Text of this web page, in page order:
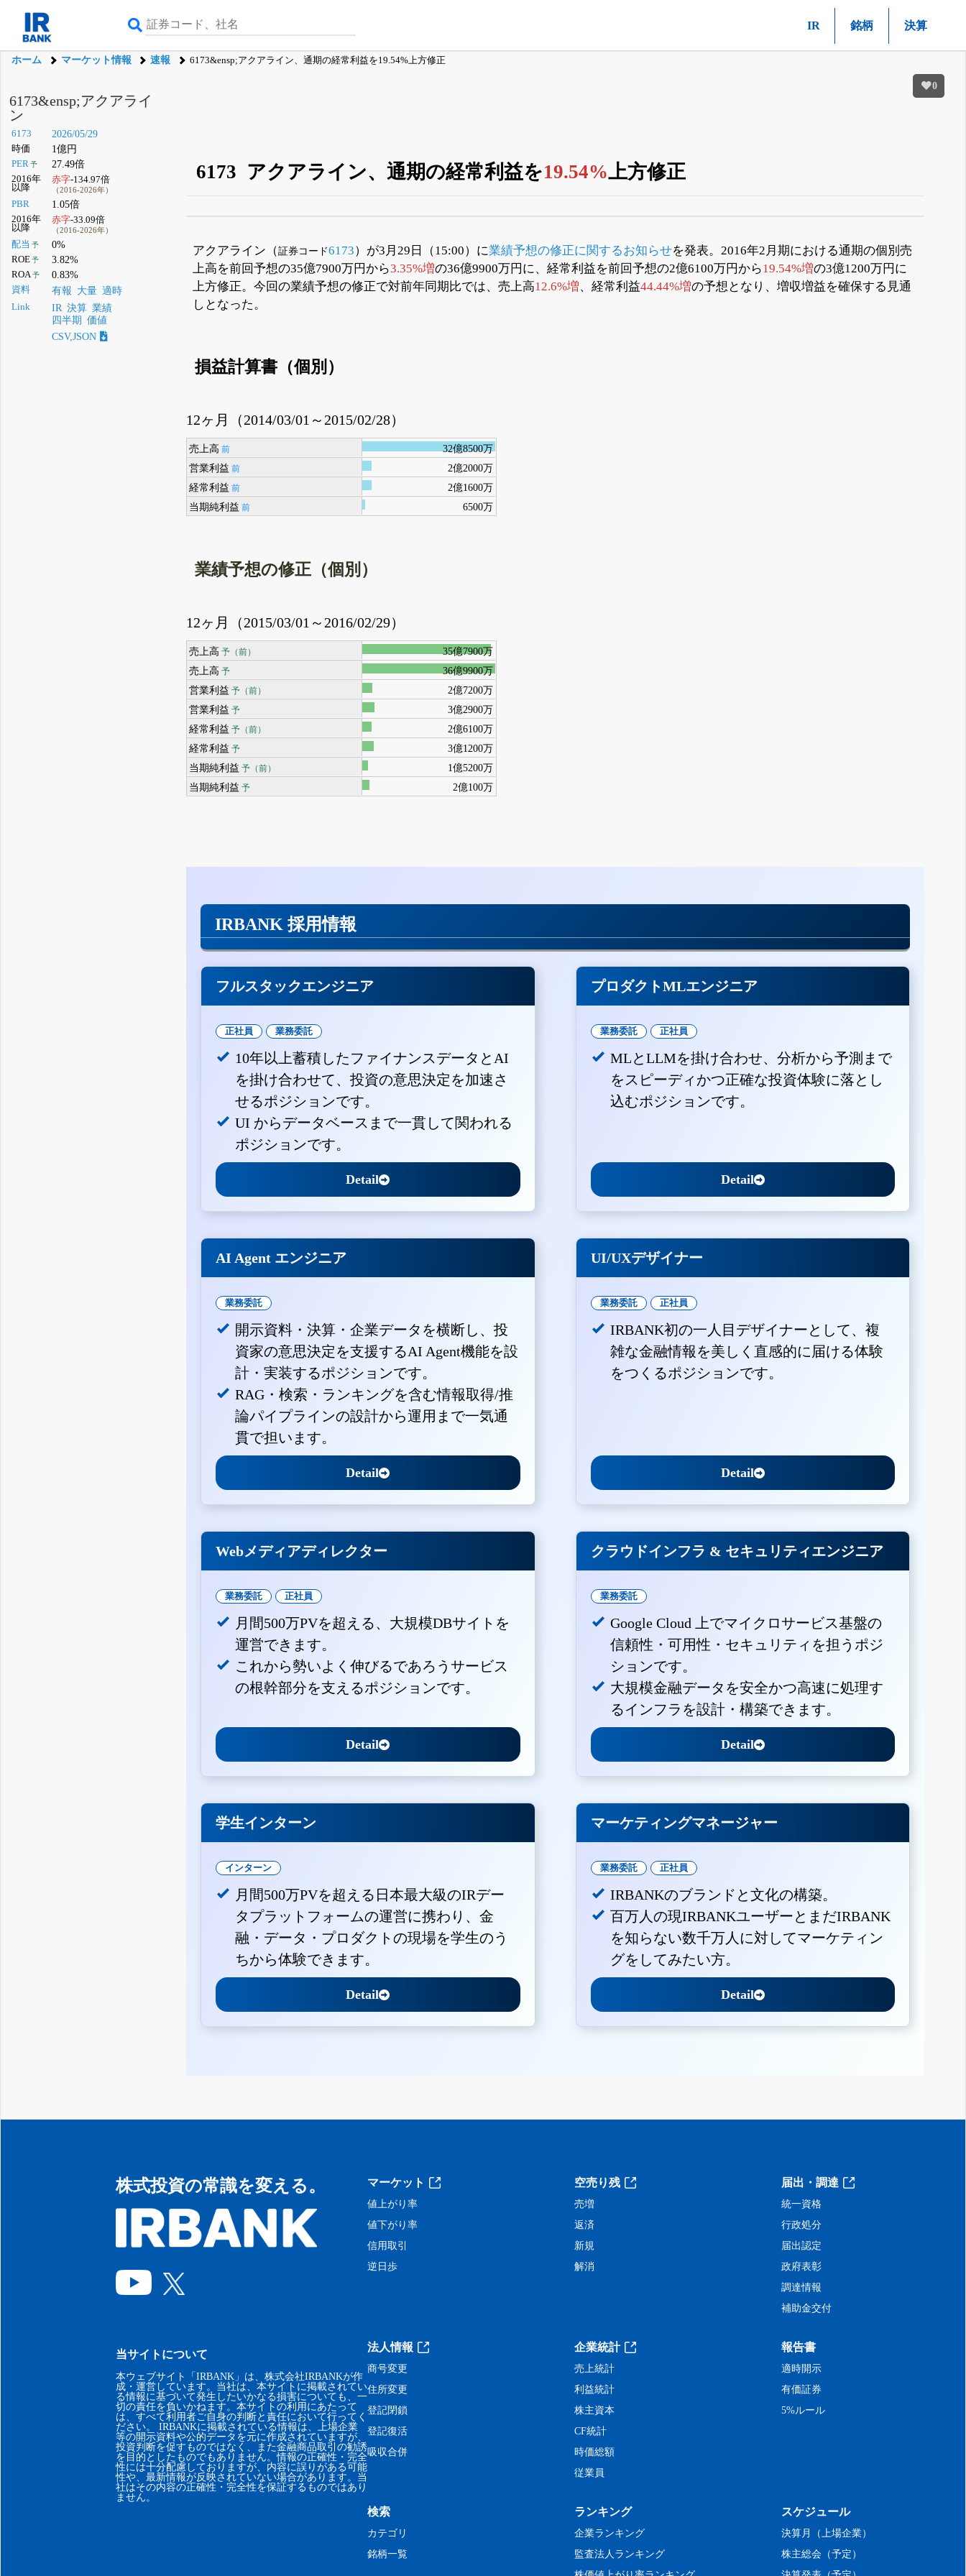
IR 銘柄 決算
ホーム マーケット情報 速報 6173&ensp;アクアライン、通期の経常利益を19.54%上方修正
0
6173&ensp;アクアライ
ン
6173 2026/05/29
時価 1億円
PER予 27.49倍
2016年
以降
赤字-134.97倍
（2016-2026年）
PBR 1.05倍
2016年
以降
赤字-33.09倍
（2016-2026年）
配当 予 0%
ROE予 3.82%
ROA予 0.83%
資料 有報 大量 適時
Link IR 決算 業績
四半期
価値
CSV,JSON
6173 アクアライン、通期の経常利益を19.54%上方修正
無料でβ版をはじめる
登録すると永久30%OFFと米株版の先行利用も付きます
アクアライン（証券コード6173）が3月29日（15:00）に業績予想の修正に関するお知らせを発表。2016年2月期における通期の個別売
上高を前回予想の35億7900万円から3.35%増の36億9900万円に、経常利益を前回予想の2億6100万円から19.54%増の3億1200万円に
上方修正。今回の業績予想の修正で対前年同期比では、売上高12.6%増、経常利益44.44%増の予想となり、増収増益を確保する見通
しとなった。
損益計算書（個別）
12ヶ月（2014/03/01～2015/02/28）
売上高前
32億8500万
営業利益前
2億2000万
経常利益前
2億1600万
当期純利益前 6500万
業績予想の修正（個別）
12ヶ月（2015/03/01～2016/02/29）
売上高予（前）
35億7900万
売上高予
36億9900万
営業利益予（前）
2億7200万
営業利益予
3億2900万
経常利益予（前）
2億6100万
経常利益予
3億1200万
当期純利益予（前）
1億5200万
当期純利益予 2億100万
IRBANK 採用情報
フルスタックエンジニア
正社員 業務委託
10年以上蓄積したファイナンスデータとAI
を掛け合わせて、投資の意思決定を加速さ
せるポジションです。
UI からデータベースまで一貫して関われる
ポジションです。
Detail
プロダクトMLエンジニア
業務委託 正社員
MLとLLMを掛け合わせ、分析から予測まで
をスピーディかつ正確な投資体験に落とし
込むポジションです。
Detail
AI Agent エンジニア
業務委託
開示資料・決算・企業データを横断し、投
資家の意思決定を支援するAI Agent機能を設
計・実装するポジションです。
RAG・検索・ランキングを含む情報取得/推
論パイプラインの設計から運用まで一気通
貫で担います。
Detail
UI/UXデザイナー
業務委託 正社員
IRBANK初の一人目デザイナーとして、複
雑な金融情報を美しく直感的に届ける体験
をつくるポジションです。
Detail
Webメディアディレクター
業務委託 正社員
月間500万PVを超える、大規模DBサイトを
運営できます。
これから勢いよく伸びるであろうサービス
の根幹部分を支えるポジションです。
Detail
クラウドインフラ & セキュリティエンジニア
業務委託
Google Cloud 上でマイクロサービス基盤の
信頼性・可用性・セキュリティを担うポジ
ションです。
大規模金融データを安全かつ高速に処理す
るインフラを設計・構築できます。
Detail
学生インターン
インターン
月間500万PVを超える日本最大級のIRデー
タプラットフォームの運営に携わり、金
融・データ・プロダクトの現場を学生のう
ちから体験できます。
Detail
マーケティングマネージャー
業務委託 正社員
IRBANKのブランドと文化の構築。
百万人の現IRBANKユーザーとまだIRBANK
を知らない数千万人に対してマーケティン
グをしてみたい方。
Detail
株式投資の常識を変える。
当サイトについて
本ウェブサイト「IRBANK」は、株式会社IRBANKが作
成・運営しています。当社は、本サイトに掲載されてい
る情報に基づいて発生したいかなる損害についても、一
切の責任を負いかねます。本サイトの利用にあたって
は、すべて利用者ご自身の判断と責任において行ってく
ださい。 IRBANKに掲載されている情報は、上場企業
等の開示資料や公的データを元に作成されていますが、
投資判断を促すものではなく、また金融商品取引の勧誘
を目的としたものでもありません。情報の正確性・完全
性には十分配慮しておりますが、内容に誤りがある可能
性や、最新情報が反映されていない場合があります。当
社はその内容の正確性・完全性を保証するものではあり
ません。
マーケット
値上がり率
値下がり率
信用取引
逆日歩
空売り残
売増
返済
新規
解消
届出・調達
統一資格
行政処分
届出認定
政府表彰
調達情報
補助金交付
法人情報
商号変更
住所変更
登記閉鎖
登記復活
吸収合併
企業統計
売上統計
利益統計
株主資本
CF統計
時価総額
従業員
報告書
適時開示
有価証券
5%ルール
検索
カテゴリ
銘柄一覧
ランキング
企業ランキング
監査法人ランキング
スケジュール
決算月（上場企業）
株主総会（予定）